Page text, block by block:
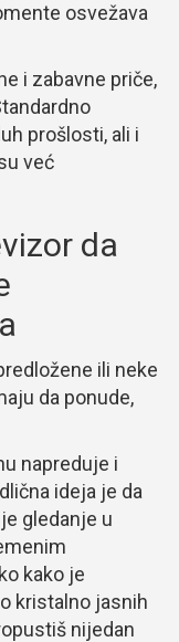
osvežava
i zabavne priče,
prošlosti, ali i
već
da
ili neke
da ponude,
napreduje i
ideja je da
gledanje u
kako je
kristalno jasnih
nijedan